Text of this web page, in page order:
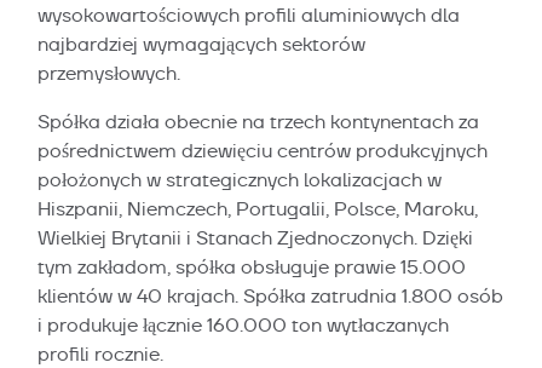
wysokowartościowych profili aluminiowych dla
najbardziej wymagających sektorów
przemysłowych.
Spółka działa obecnie na trzech kontynentach za
pośrednictwem dziewięciu centrów produkcyjnych
położonych w strategicznych lokalizacjach w
Hiszpanii, Niemczech, Portugalii, Polsce, Maroku,
Wielkiej Brytanii i Stanach Zjednoczonych. Dzięki
tym zakładom, spółka obsługuje prawie 15.000
klientów w 40 krajach. Spółka zatrudnia 1.800 osób
i produkuje łącznie 160.000 ton wytłaczanych
profili rocznie.